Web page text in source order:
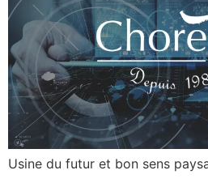
Usine du futur et bon sens